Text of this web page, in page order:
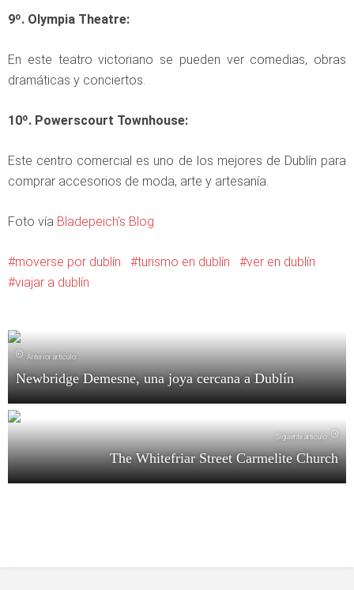
9º. Olympia Theatre:
En este teatro victoriano se pueden ver comedias, obras
dramáticas y conciertos.
10º. Powerscourt Townhouse:
Este centro comercial es uno de los mejores de Dublín para
comprar accesorios de moda, arte y artesanía.
Foto vía Bladepeich’s Blog
moverse por dublín turismo en dublín
ver en dublín
viajar a dublín
Anterior artículo
Newbridge Demesne, una joya cercana a Dublín
Siguiente artículo
The Whitefriar Street Carmelite Church